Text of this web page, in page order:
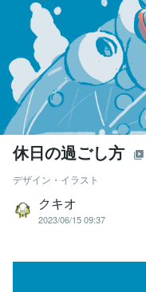
休日の過ごし方
デザイン・イラスト
クキオ
2023/06/15 09:37